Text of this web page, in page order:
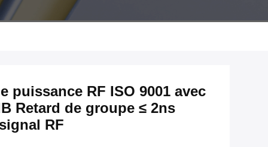
puissance RF ISO 9001 avec
Retard de groupe ≤ 2ns
RF